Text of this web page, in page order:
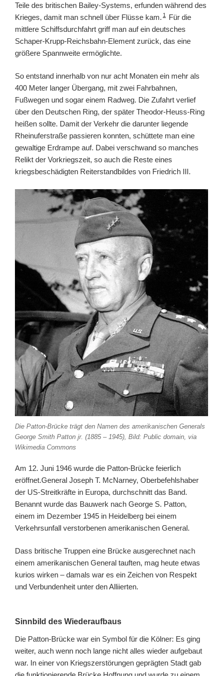
Teile des britischen Bailey-Systems, erfunden während des
Krieges, damit man schnell über Flüsse kam. 1
Für die
mittlere Schiffsdurchfahrt griff man auf ein deutsches
Schaper-Krupp-Reichsbahn-Element zurück, das eine
größere Spannweite ermöglichte.
So entstand innerhalb von nur acht Monaten ein mehr als
400 Meter langer Übergang, mit zwei Fahrbahnen,
Fußwegen und sogar einem Radweg. Die Zufahrt verlief
über den Deutschen Ring, der später Theodor-Heuss-Ring
heißen sollte. Damit der Verkehr die darunter liegende
Rheinuferstraße passieren konnten, schüttete man eine
gewaltige Erdrampe auf. Dabei verschwand so manches
Relikt der Vorkriegszeit, so auch die Reste eines
kriegsbeschädigten Reiterstandbildes von Friedrich III.
Die Patton-Brücke trägt den Namen des amerikanischen Generals
George Smith Patton jr. (1885 – 1945), Bild: Public domain, via
Wikimedia Commons
Am 12. Juni 1946 wurde die Patton-Brücke feierlich
eröffnet.General Joseph T. McNarney, Oberbefehlshaber
der US-Streitkräfte in Europa, durchschnitt das Band.
Benannt wurde das Bauwerk nach George S. Patton,
einem im Dezember 1945 in Heidelberg bei einem
Verkehrsunfall verstorbenen amerikanischen General.
Dass britische Truppen eine Brücke ausgerechnet nach
einem amerikanischen General tauften, mag heute etwas
kurios wirken – damals war es ein Zeichen von Respekt
und Verbundenheit unter den Alliierten.
Sinnbild des Wiederaufbaus
Die Patton-Brücke war ein Symbol für die Kölner: Es ging
weiter, auch wenn noch lange nicht alles wieder aufgebaut
war. In einer von Kriegszerstörungen geprägten Stadt gab